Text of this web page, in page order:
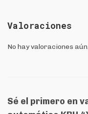
Valoraciones
No hay valoraciones
Sé el primero en